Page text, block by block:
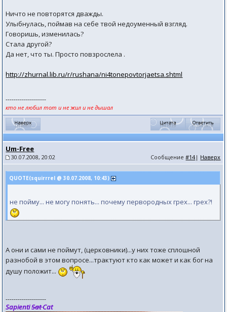
Ничто не повторятся дважды.
Улыбнулась, поймав на себе твой недоуменный взгляд.
Говоришь, изменилась?
Стала другой?
Да нет, что ты. Просто повзрослела .
http://zhurnal.lib.ru/r/rushana/ni4tonepovtorjaetsa.shtml
--------------------
кто не любил тот и не жил и не дышал
Um-Free
30.07.2008, 20:02 Сообщение#14| Наверх
QUOTE(squirrrel @ 30.07.2008, 10:43)
не пойму... не могу понять... почему первородных грех... грех?!
А они и сами не поймут, (церковники)...у них тоже сплошной
разнобой в этом вопросе...трактуют кто как может и как бог на
душу положит...
--------------------
SapientiSatCat